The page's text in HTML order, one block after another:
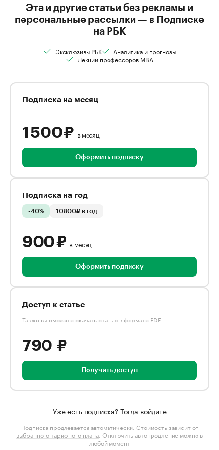
Эта и другие статьи без рекламы и
персональные рассылки — в Подписке
на РБК
Эксклюзивы РБК
Аналитика и прогнозы
Лекции профессоров MBA
Подписка на месяц
1 500 ₽ в месяц
Оформить подписку
Подписка на год
-40% 10 800₽ в год
900 ₽ в месяц
Оформить подписку
Доступ к статье
Также вы сможете скачать статью в формате PDF
790 ₽
Получить доступ
Уже есть подписка? Тогда войдите
Подписка продлевается автоматически. Стоимость зависит от
выбранного тарифного плана . Отключить автопродление можно в
любой момент